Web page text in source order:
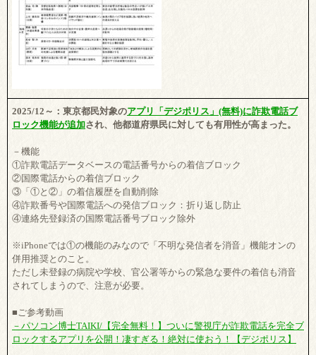
2025/12～：東京都民対象のアプリ「デジポリス」(無料)に詐欺電話ブ
ロック機能が追加され、他都道府県民に対しても有用性が高まった。
－機能
①詐欺電話データベースの電話番号からの着信ブロック
②国際電話からの着信ブロック
③「①と②」の着信履歴を自動削除
④詐欺番号や国際電話への発信ブロック：折り返し防止
④連絡先登録済の国際電話番号ブロック除外
※iPhoneでは①の機能のみなので「不明な発信者を消音」機能オンの
併用推奨とのこと。
ただし未登録の病院や学校、官公署等からの緊急な要件の着信も消音
されてしまうので、注意が必要。
■ご参考動画
－パソコン博士TAIKI/【完全無料！】ついに警視庁が詐欺電話を完全ブ
ロックするアプリを公開！凄すぎる！絶対に使おう！【デジポリス】